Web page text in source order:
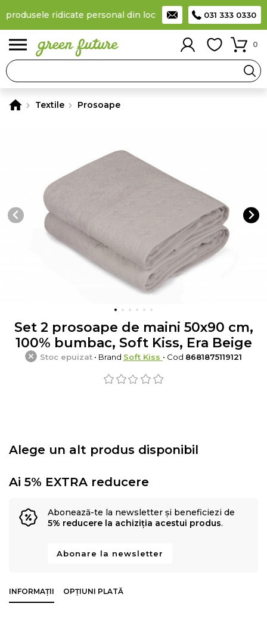
ridicate personal din locker Taxă de livrare 11,99
031 333 0330
0
Textile Prosoape
Set 2 prosoape de maini 50x90 cm,
100% bumbac, Soft Kiss, Era Beige
Stoc epuizat• Brand Soft Kiss • Cod 8681875119121
Alege un alt produs disponibil
Ai 5% EXTRA reducere
Abonează-te la newsletter și beneficiezi de
5% reducere la achiziția acestui produs.
Abonare la newsletter
INFORMAȚII OPȚIUNI PLATĂ